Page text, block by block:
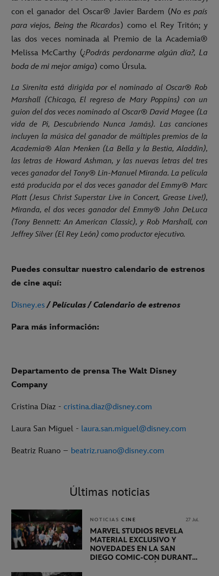
con el ganador del Oscar® Javier Bardem (No es país
para viejos, Being the Ricardos) como el Rey Tritón; y
las dos veces nominada al Premio de la Academia®
Melissa McCarthy (¿Podrás perdonarme algún día?, La
boda de mi mejor amiga) como Úrsula.
La Sirenitaestá dirigida por el nominado al Oscar® Rob
Marshall (Chicago, El regreso de Mary Poppins) con un
guion del dos veces nominado al Oscar® David Magee (La
vida de Pi, Descubriendo Nunca Jamás). Las canciones
incluyen la música del ganador de múltiples premios de la
Academia® Alan Menken (La Bella y la Bestia, Aladdin),
las letras de Howard Ashman, y las nuevas letras del tres
veces ganador del Tony® Lin-Manuel Miranda. La película
está producida por el dos veces ganador del Emmy® Marc
Platt (Jesus Christ Superstar Live in Concert, Grease Live!),
Miranda, el dos veces ganador del Emmy® John DeLuca
(Tony Bennett: An American Classic), y Rob Marshall, con
Jeffrey Silver (El Rey León) como productor ejecutivo.
Puedes consultar nuestro calendario de estrenos
de cine aquí:
Disney.es / Películas / Calendario de estrenos
Para más información:
Departamento de prensa The Walt Disney
Company
Cristina Díaz - cristina.diaz@disney.com
Laura San Miguel - laura.san.miguel@disney.com
Beatriz Ruano – beatriz.ruano@disney.com
Últimas noticias
NOTICIAS CINE 27 Jul.
MARVEL STUDIOS REVELA
MATERIAL EXCLUSIVO Y
NOVEDADES EN LA SAN
DIEGO COMIC-CON DURANTE